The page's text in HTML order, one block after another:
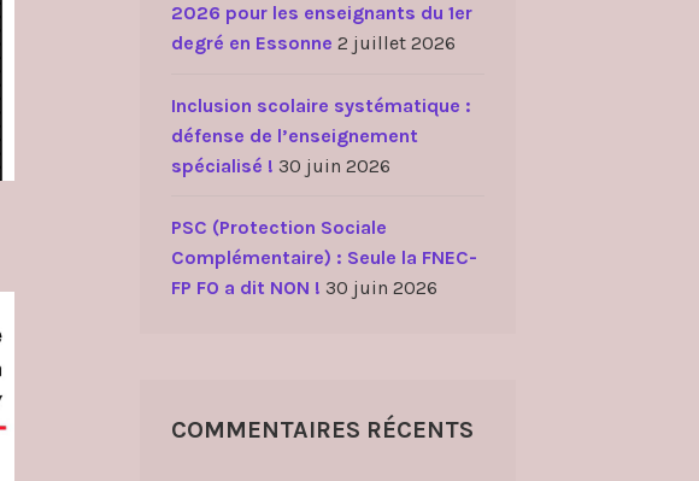
2026 pour les enseignants du 1er
degré en Essonne 2 juillet 2026
Inclusion scolaire systématique :
défense de l’enseignement
spécialisé ! 30 juin 2026
PSC (Protection Sociale
Complémentaire) : Seule la FNEC-
FP FO a dit NON ! 30 juin 2026
COMMENTAIRES RÉCENTS